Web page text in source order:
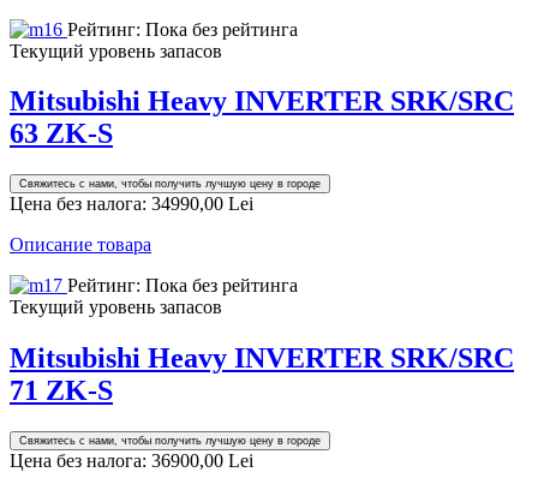
Рейтинг: Пока без рейтинга
Текущий уровень запасов
Mitsubishi Heavy INVERTER SRK/SRC
63 ZK-S
Свяжитесь с нами, чтобы получить лучшую цену в городе
Цена без налога: 34990,00 Lei
Описание товара
Рейтинг: Пока без рейтинга
Текущий уровень запасов
Mitsubishi Heavy INVERTER SRK/SRC
71 ZK-S
Свяжитесь с нами, чтобы получить лучшую цену в городе
Цена без налога: 36900,00 Lei